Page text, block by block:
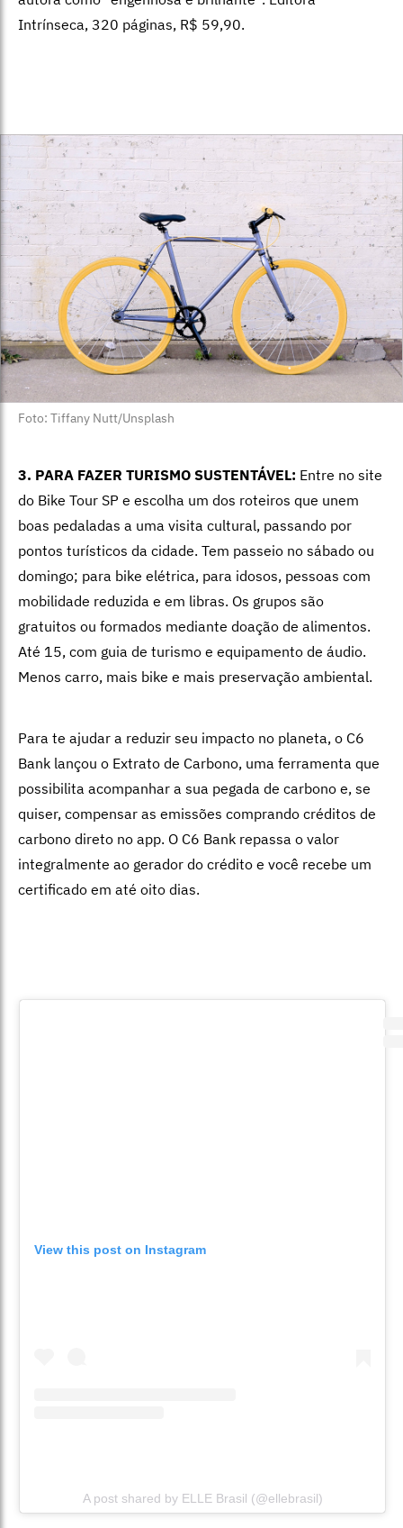
Intrínseca, 320 páginas, R$ 59,90.
Foto: Tiffany Nutt/Unsplash
3. PARA FAZER TURISMO SUSTENTÁVEL: Entre no site
do Bike Tour SP e escolha um dos roteiros que unem
boas pedaladas a uma visita cultural, passando por
pontos turísticos da cidade. Tem passeio no sábado ou
domingo; para bike elétrica, para idosos, pessoas com
mobilidade reduzida e em libras. Os grupos são
gratuitos ou formados mediante doação de alimentos.
Até 15, com guia de turismo e equipamento de áudio.
Menos carro, mais bike e mais preservação ambiental.
Para te ajudar a reduzir seu impacto no planeta, o C6
Bank lançou o Extrato de Carbono, uma ferramenta que
possibilita acompanhar a sua pegada de carbono e, se
quiser, compensar as emissões comprando créditos de
carbono direto no app. O C6 Bank repassa o valor
integralmente ao gerador do crédito e você recebe um
certificado em até oito dias.
View this post on Instagram
A post shared by ELLE Brasil (@ellebrasil)